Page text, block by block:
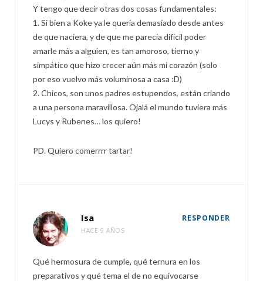
Y tengo que decir otras dos cosas fundamentales:
1. Si bien a Koke ya le quería demasiado desde antes
de que naciera, y de que me parecía difícil poder
amarle más a alguien, es tan amoroso, tierno y
simpático que hizo crecer aún más mi corazón (solo
por eso vuelvo más voluminosa a casa :D)
2. Chicos, son unos padres estupendos, están criando
a una persona maravillosa. Ojalá el mundo tuviera más
Lucys y Rubenes… los quiero!
PD. Quiero comerrrr tartar!
Isa
HACE 9 AÑOS
RESPONDER
Qué hermosura de cumple, qué ternura en los
preparativos y qué tema el de no equivocarse